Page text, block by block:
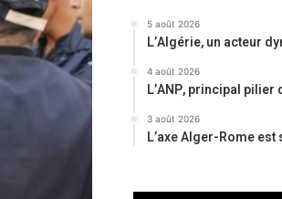
5 août 2026
L’Algérie, un acteur
4 août 2026
L’ANP, principal pilier
3 août 2026
L’axe Alger-Rome